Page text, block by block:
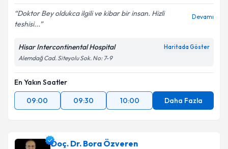
Doktor Bey oldukca ilgili ve kibar bir insan. Hizli
teshisi...
Devamı
Hisar Intercontinental Hospital Haritada Göster
Alemdağ Cad. Siteyolu Sok. No: 7-9
En Yakın Saatler
09:00
09:30 10:00 Daha Fazla
Doç. Dr. Bora Özveren